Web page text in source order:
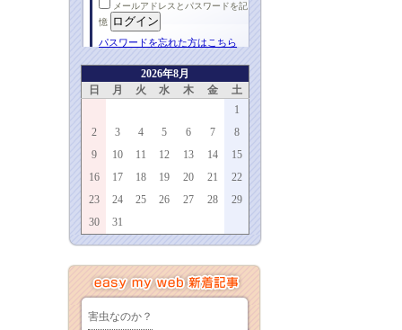
メールアドレスとパスワードを記
憶
パスワードを忘れた方はこちら
2026年8月
日
月 火 水 木 金
土
1
2
3 4 5 6 7
8
9
10 11 12 13 14
15
16
17 18 19 20 21
22
23
24 25 26 27 28
29
30
31